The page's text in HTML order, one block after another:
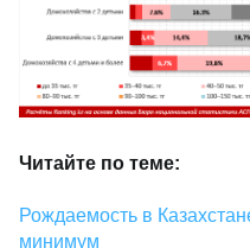
Читайте по теме:
Рождаемость в
минимум